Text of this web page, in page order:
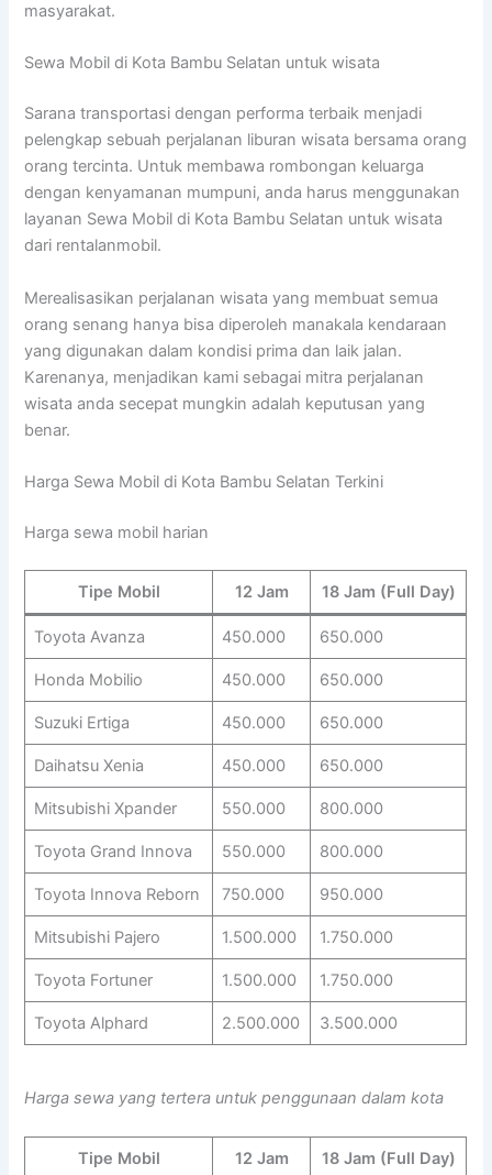
masyarakat.
Sewa Mobil di Kota Bambu Selatan untuk wisata
Sarana transportasi dengan performa terbaik menjadi
pelengkap sebuah perjalanan liburan wisata bersama orang
orang tercinta. Untuk membawa rombongan keluarga
dengan kenyamanan mumpuni, anda harus menggunakan
layanan Sewa Mobil di Kota Bambu Selatan untuk wisata
dari rentalanmobil.
Merealisasikan perjalanan wisata yang membuat semua
orang senang hanya bisa diperoleh manakala kendaraan
yang digunakan dalam kondisi prima dan laik jalan.
Karenanya, menjadikan kami sebagai mitra perjalanan
wisata anda secepat mungkin adalah keputusan yang
benar.
Harga Sewa Mobil di Kota Bambu Selatan Terkini
Harga sewa mobil harian
Tipe Mobil 12 Jam 18 Jam (Full Day)
Toyota Avanza 450.000 650.000
Honda Mobilio 450.000 650.000
Suzuki Ertiga 450.000 650.000
Daihatsu Xenia 450.000 650.000
Mitsubishi Xpander 550.000 800.000
Toyota Grand Innova 550.000 800.000
Toyota Innova Reborn 750.000 950.000
Mitsubishi Pajero 1.500.000 1.750.000
Toyota Fortuner 1.500.000 1.750.000
Toyota Alphard 2.500.000 3.500.000
Harga sewa yang tertera untuk penggunaan dalam kota
Tipe Mobil 12 Jam 18 Jam (Full Day)